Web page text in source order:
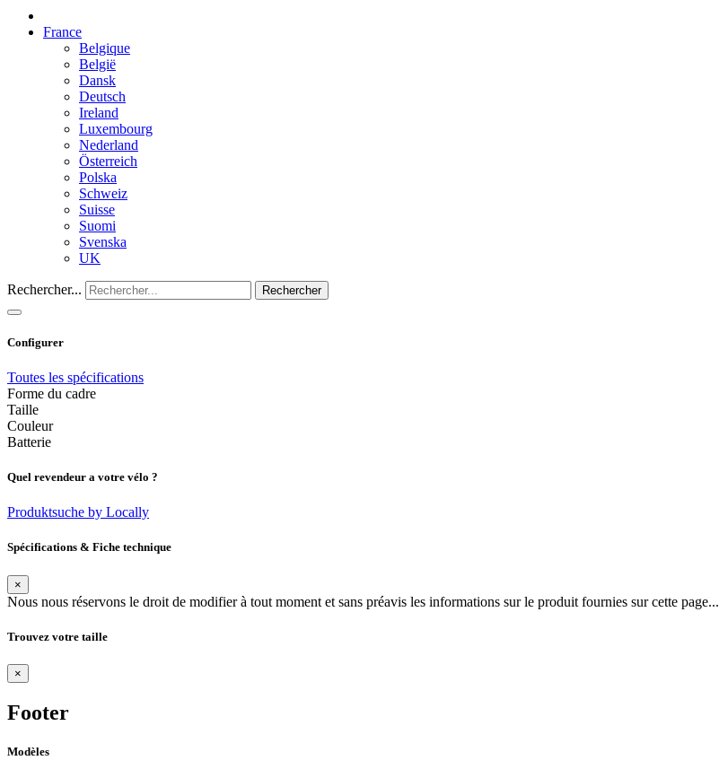
France
Belgique
België
Dansk
Deutsch
Ireland
Luxembourg
Nederland
Österreich
Polska
Schweiz
Suisse
Suomi
Svenska
UK
Rechercher... Rechercher
Configurer
Toutes les spécifications
Forme du cadre
Taille
Couleur
Batterie
Quel revendeur a votre vélo ?
Produktsuche by Locally
Spécifications & Fiche technique
×
Nous nous réservons le droit de modifier à tout moment et sans préavis les informations sur le produit fournies sur cette page...
Trouvez votre taille
×
Footer
Modèles